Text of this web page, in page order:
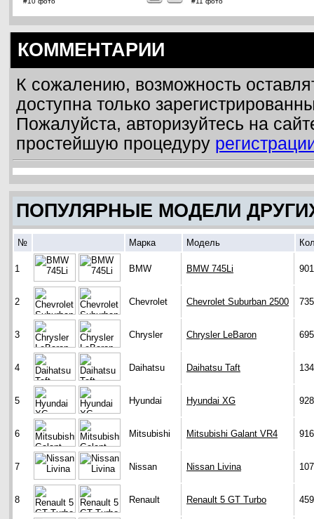
КОММЕНТАРИИ
К сожалению, возможность
доступна только
Пожалуйста, авторизуйтесь на
простейшую процедуру
ПОПУЛЯРНЫЕ МОДЕЛИ
№ Марка Модель
1 BMW BMW 745Li
2 Chevrolet Chevrolet Suburban 2500
3 Chrysler Chrysler LeBaron
4 Daihatsu Daihatsu Taft
5 Hyundai Hyundai XG
6 Mitsubishi Mitsubishi Galant VR4
7 Nissan Nissan Livina
8 Renault Renault 5 GT Turbo